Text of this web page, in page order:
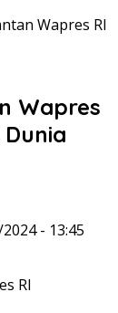
Wapres RI
Wapres
- 13:45